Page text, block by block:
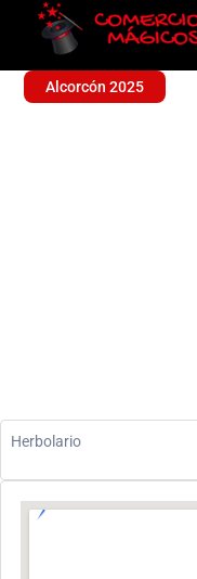
Alcorcón 2025
Herbolario